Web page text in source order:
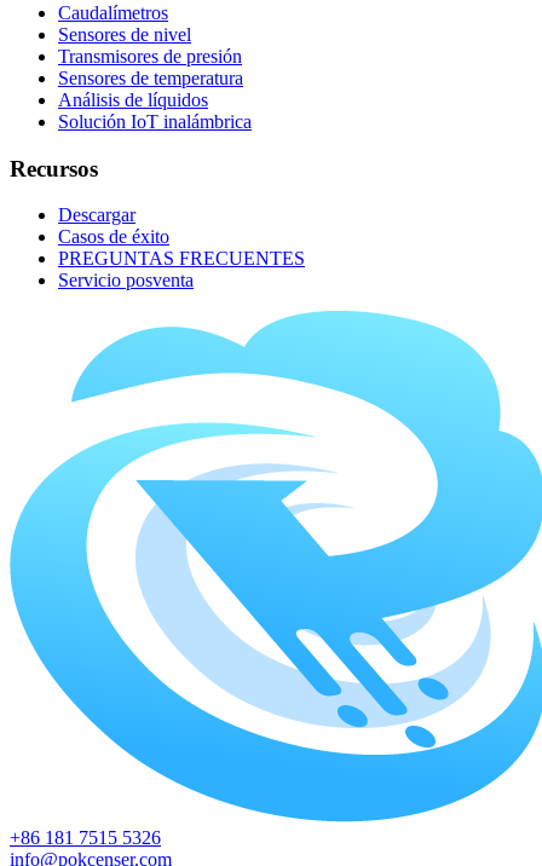
Caudalímetros
Sensores de nivel
Transmisores de presión
Sensores de temperatura
Análisis de líquidos
Solución IoT inalámbrica
Recursos
Descargar
Casos de éxito
PREGUNTAS FRECUENTES
Servicio posventa
+86 181 7515 5326
info@pokcenser.com